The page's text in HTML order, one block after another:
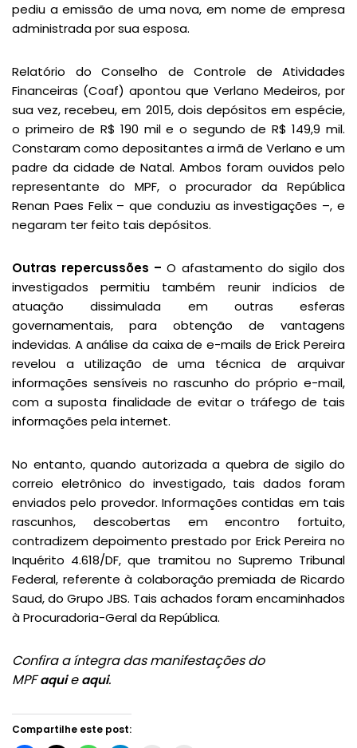
pediu a emissão de uma nova, em nome de empresa
administrada por sua esposa.
Relatório do Conselho de Controle de Atividades
Financeiras (Coaf) apontou que Verlano Medeiros, por
sua vez, recebeu, em 2015, dois depósitos em espécie,
o primeiro de R$ 190 mil e o segundo de R$ 149,9 mil.
Constaram como depositantes a irmã de Verlano e um
padre da cidade de Natal. Ambos foram ouvidos pelo
representante do MPF, o procurador da República
Renan Paes Felix – que conduziu as investigações –, e
negaram ter feito tais depósitos.
Outras repercussões – O afastamento do sigilo dos
investigados permitiu também reunir indícios de
atuação dissimulada em outras esferas
governamentais, para obtenção de vantagens
indevidas. A análise da caixa de e-mails de Erick Pereira
revelou a utilização de uma técnica de arquivar
informações sensíveis no rascunho do próprio e-mail,
com a suposta finalidade de evitar o tráfego de tais
informações pela internet.
No entanto, quando autorizada a quebra de sigilo do
correio eletrônico do investigado, tais dados foram
enviados pelo provedor. Informações contidas em tais
rascunhos, descobertas em encontro fortuito,
contradizem depoimento prestado por Erick Pereira no
Inquérito 4.618/DF, que tramitou no Supremo Tribunal
Federal, referente à colaboração premiada de Ricardo
Saud, do Grupo JBS. Tais achados foram encaminhados
à Procuradoria-Geral da República.
Confira a íntegra das manifestações do
MPFaquieaqui.
Compartilhe este post: